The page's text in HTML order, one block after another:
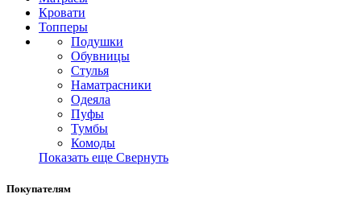
Кровати
Топперы
Подушки
Обувницы
Стулья
Наматрасники
Одеяла
Пуфы
Тумбы
Комоды
Показать еще Свернуть
Покупателям